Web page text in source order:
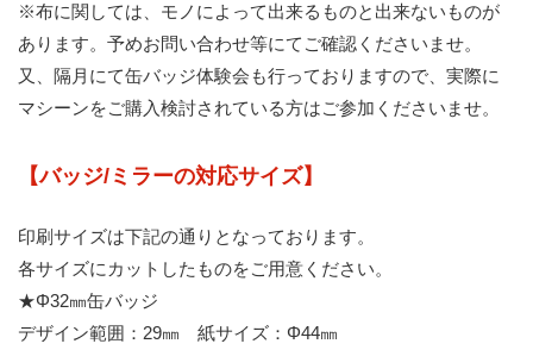
※布に関しては、モノによって出来るものと出来ないものが
あります。予めお問い合わせ等にてご確認くださいませ。
又、隔月にて缶バッジ体験会も行っておりますので、実際に
マシーンをご購入検討されている方はご参加くださいませ。
【バッジ/ミラーの対応サイズ】
印刷サイズは下記の通りとなっております。
各サイズにカットしたものをご用意ください。
★Φ32㎜缶バッジ
デザイン範囲：29㎜ 紙サイズ：Φ44㎜